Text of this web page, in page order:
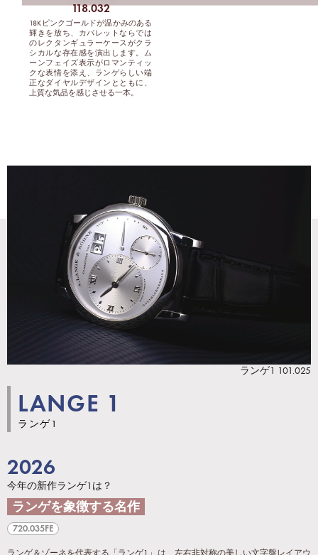
118.032
18Kピンクゴールドが温かみのある
輝きを放ち、カバレットならでは
のレクタンギュラーケースがクラ
シカルな存在感を演出します。ム
ーンフェイズ表示がロマンティッ
クな表情を添え、ランゲらしい端
正なダイヤルデザインとともに、
上質な気品を感じさせる一本。
ランゲ1 101.025
LANGE 1
ランゲ1
2026
今年の新作ランゲ1は？
ランゲを象徴する名作
720.035FE
ランゲ＆ゾーネを代表する「ランゲ1」は、左右非対称の美しい文字盤レイアウ